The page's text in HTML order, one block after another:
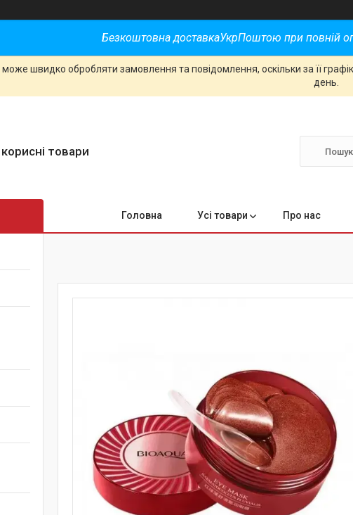
Безкоштовна доставкаУкрПоштою при повній
швидко обробляти замовлення та повідомлення, оскільки за її
день.
товари
Головна Усі товари Про нас